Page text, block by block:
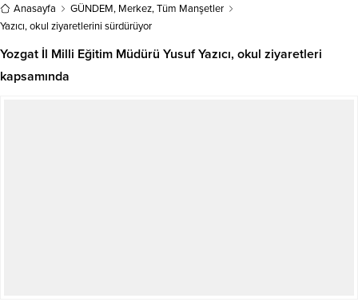
Anasayfa GÜNDEM, Merkez,Tüm Manşetler
Yazıcı, okul ziyaretlerini sürdürüyor
Yozgat İl Milli Eğitim Müdürü Yusuf Yazıcı, okul ziyaretleri
kapsamında